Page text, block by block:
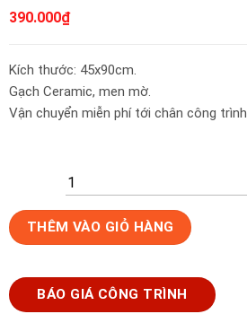
390.000₫
Kích thước: 45x90cm.
Gạch Ceramic, men mờ.
Vận chuyển miễn phí tới chân công trình
Gạch
ốp
45x90
KIS
THÊM VÀO GIỎ HÀNG
BÁO GIÁ CÔNG TRÌNH